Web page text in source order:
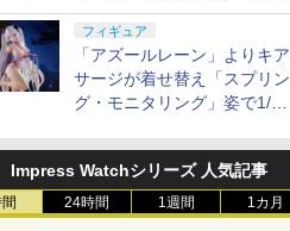
フィギュア化！
フィギュア
「アズールレーン」よりキア
サージが着せ替え「スプリン
グ・モニタリング」姿で1/6
Impress Watchシリーズ 人気記事
24時間 1週間 1カ月